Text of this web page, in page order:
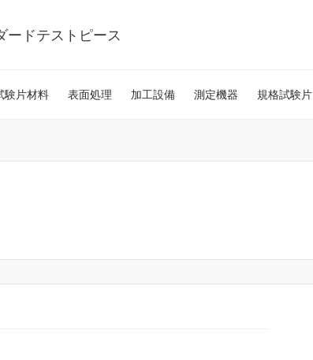
ードテストピース
験片材料 表面処理 加工設備 測定機器 規格試験片